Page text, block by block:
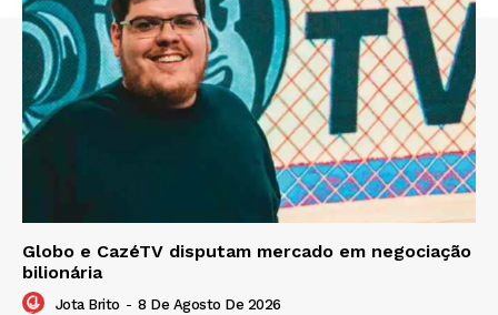
Globo e CazéTV disputam mercado em negociação
bilionária
Jota Brito - 8 De Agosto De 2026